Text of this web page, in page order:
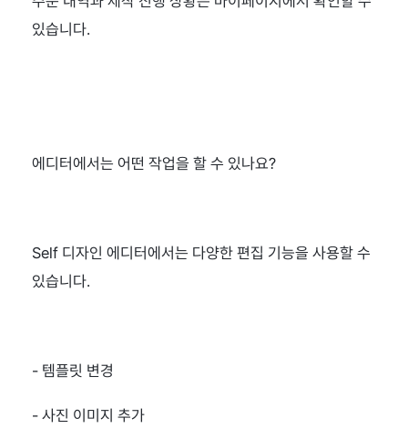
있습니다.
에디터에서는 어떤 작업을 할 수 있나요?
Self 디자인 에디터에서는 다양한 편집 기능을 사용할 수
있습니다.
- 템플릿 변경
- 사진 이미지 추가